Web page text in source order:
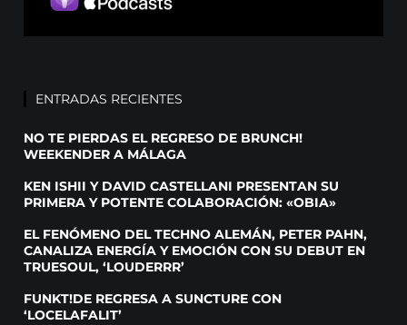
ENTRADAS RECIENTES
NO TE PIERDAS EL REGRESO DE BRUNCH!
WEEKENDER A MÁLAGA
KEN ISHII Y DAVID CASTELLANI PRESENTAN SU
PRIMERA Y POTENTE COLABORACIÓN: «OBIA»
EL FENÓMENO DEL TECHNO ALEMÁN, PETER PAHN,
CANALIZA ENERGÍA Y EMOCIÓN CON SU DEBUT EN
TRUESOUL, ‘LOUDERRR’
FUNKT!DE REGRESA A SUNCTURE CON
‘LOCELAFALIT’